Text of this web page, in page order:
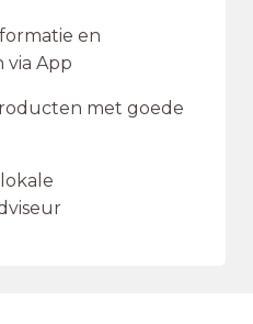
en
via App
met goede